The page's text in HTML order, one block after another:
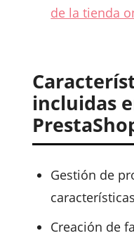
de la tienda
incluidas
Gestión de
Creación de